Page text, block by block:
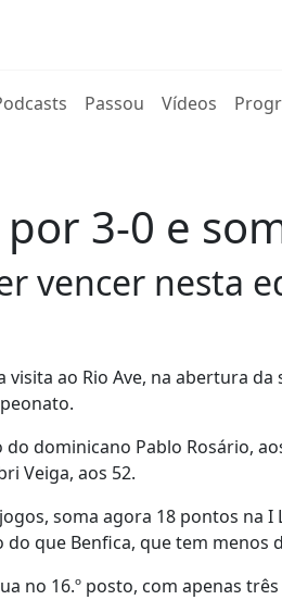
Passou Vídeos
por 3-0 e
vencer nesta
ao Rio Ave, na abertura
do dominicano Pablo Rosário,
Veiga, aos 52.
soma agora 18 pontos na I
que Benfica, que tem menos
no 16.º posto, com apenas